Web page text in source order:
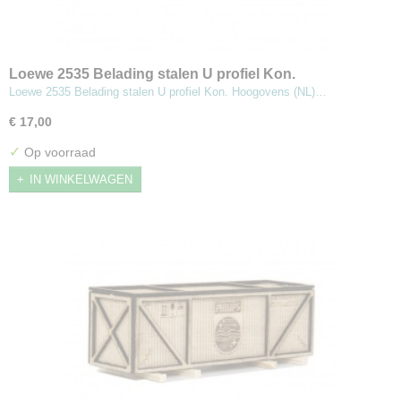
Loewe 2535 Belading stalen U profiel Kon.
Hoogovens (NL) 200mm
Loewe 2535 Belading stalen U profiel Kon. Hoogovens (NL)…
€ 17,00
✓ Op voorraad
IN WINKELWAGEN